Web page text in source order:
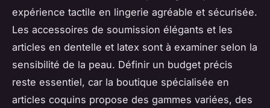
expérience tactile en lingerie agréable et sécurisée.
Les accessoires de soumission élégants et les
articles en dentelle et latex sont à examiner selon la
sensibilité de la peau. Définir un budget précis
reste essentiel, car la boutique spécialisée en
articles coquins propose des gammes variées, des